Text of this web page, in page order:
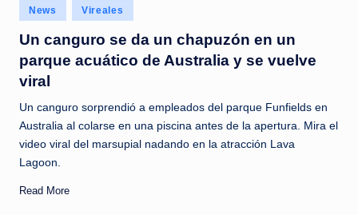
T
e
l
e
|
N
o
ti
Posted
in
News Vireales
Un canguro se da un chapuzón en un
parque acuático de Australia y se vuelve
viral
Un canguro sorprendió a empleados del parque Funfields en
Australia al colarse en una piscina antes de la apertura. Mira el
video viral del marsupial nadando en la atracción Lava
Lagoon.
Read More